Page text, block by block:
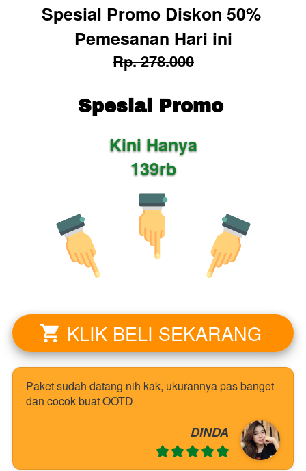
Spesial Promo Diskon 50%
Pemesanan Hari ini
Rp. 278.000
Spesial Promo
Kini Hanya
139rb
` KLIK BELI SEKARANG
Paket sudah datang nih kak, ukurannya pas banget
dan cocok buat OOTD
DINDA